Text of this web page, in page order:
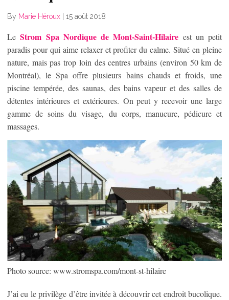
By Marie Héroux | 15 août 2018
LeStrom Spa Nordique de Mont-Saint-Hilaire est un petit
paradis pour qui aime relaxer et profiter du calme. Situé en pleine
nature, mais pas trop loin des centres urbains (environ 50 km de
Montréal), le Spa offre plusieurs bains chauds et froids, une
piscine tempérée, des saunas, des bains vapeur et des salles de
détentes intérieures et extérieures. On peut y recevoir une large
gamme de soins du visage, du corps, manucure, pédicure et
massages.
Photo source: www.stromspa.com/mont-st-hilaire
J’ai eu le privilège d’être invitée à découvrir cet endroit bucolique.